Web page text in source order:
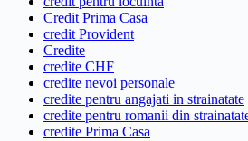
Credit Prima Casa
credit Provident
Credite
credite CHF
credite nevoi personale
credite pentru angajati in strainatate
credite pentru romanii din
credite Prima Casa